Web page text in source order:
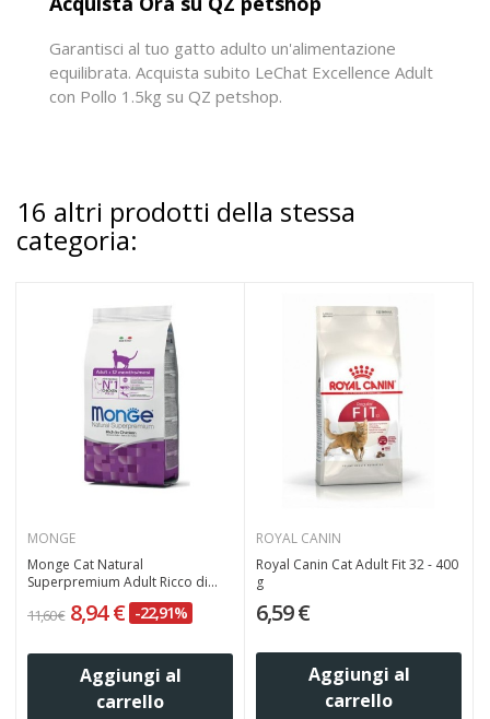
Garantisci al tuo gatto adulto un'alimentazione
equilibrata. Acquista subito LeChat Excellence Adult
con Pollo 1.5kg su QZ petshop.
16 altri prodotti della stessa
categoria:
MONGE
Monge Cat Natural
Superpremium Adult Ricco di...
11,60 € 8,94 € -22,91%
Aggiungi al
carrello
ROYAL CANIN
Royal Canin Cat Adult Fit 32 - 400
g
6,59 €
Aggiungi al
carrello